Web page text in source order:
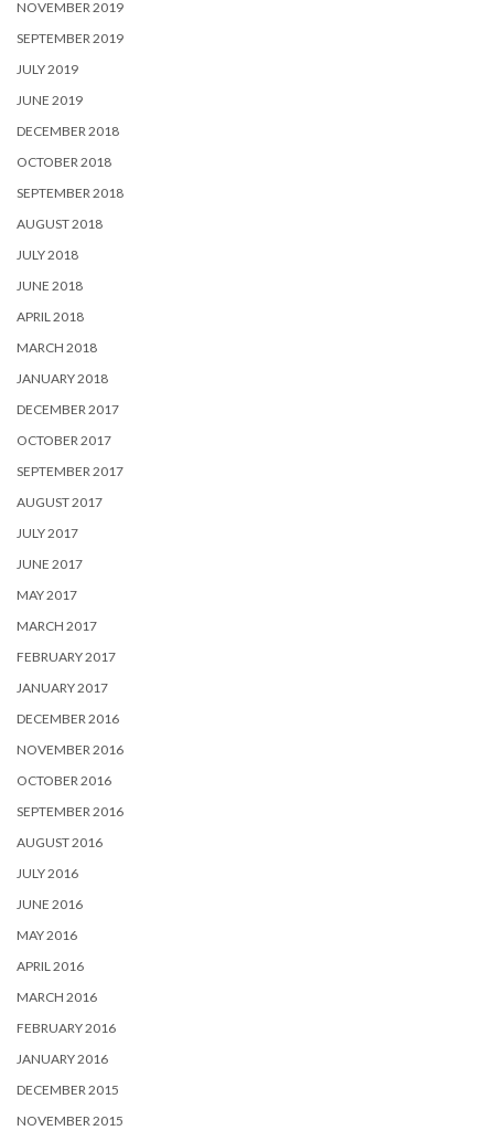
NOVEMBER 2019
SEPTEMBER 2019
JULY 2019
JUNE 2019
DECEMBER 2018
OCTOBER 2018
SEPTEMBER 2018
AUGUST 2018
JULY 2018
JUNE 2018
APRIL 2018
MARCH 2018
JANUARY 2018
DECEMBER 2017
OCTOBER 2017
SEPTEMBER 2017
AUGUST 2017
JULY 2017
JUNE 2017
MAY 2017
MARCH 2017
FEBRUARY 2017
JANUARY 2017
DECEMBER 2016
NOVEMBER 2016
OCTOBER 2016
SEPTEMBER 2016
AUGUST 2016
JULY 2016
JUNE 2016
MAY 2016
APRIL 2016
MARCH 2016
FEBRUARY 2016
JANUARY 2016
DECEMBER 2015
NOVEMBER 2015